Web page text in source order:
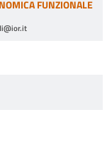
FUNZIONALE